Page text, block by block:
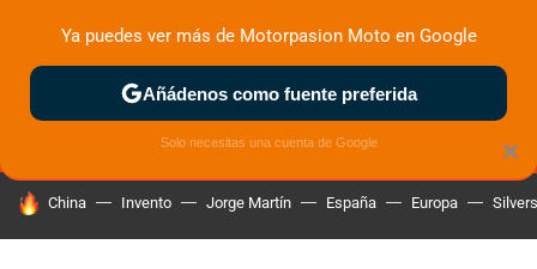
MENÚ NUEVO
ZONA DE PRUEBAS DEPORTIVAS MOTOS ELÉCTRICAS
HOY SE HABLA DE
China Invento Jorge Martín España Europa
×
Ya puedes ver más de Motorpasion Moto en Google
Añádenos como fuente preferida
Solo necesitas una cuenta de Google